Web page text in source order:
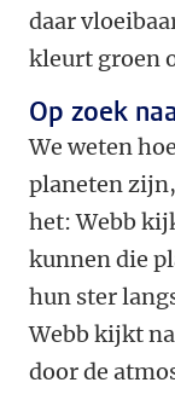
daar
kleurt groen
Op zoek
We weten
planeten
het: Webb
kunnen die
hun ster
Webb kijkt
door de